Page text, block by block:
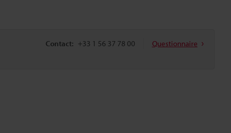
Contact: +33 1 56 37 78 00 Questionnaire